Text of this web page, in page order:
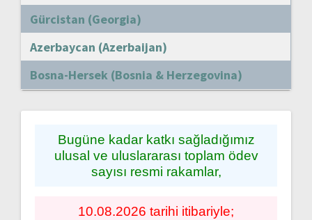
Gürcistan (Georgia)
Azerbaycan (Azerbaijan)
Bosna-Hersek (Bosnia & Herzegovina)
Bugüne kadar katkı sağladığımız
ulusal ve uluslararası toplam ödev
sayısı resmi rakamlar,
10.08.2026 tarihi itibariyle;